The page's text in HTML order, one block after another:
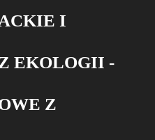
I
EKOLOGII -
Z